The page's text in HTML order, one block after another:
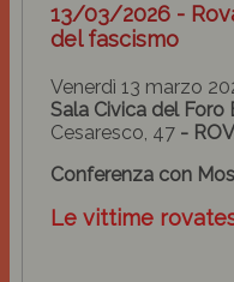
13/03/2026 -
del fascismo
Venerdì 13 marzo
Sala Civica del Foro
Cesaresco, 47 -
Conferenza con
Le vittime